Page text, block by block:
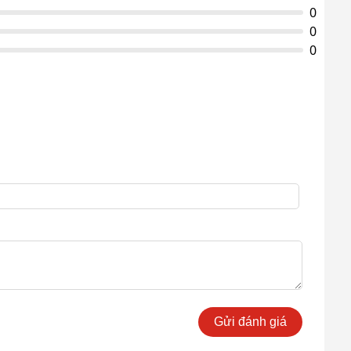
0
0
0
Gửi đánh giá